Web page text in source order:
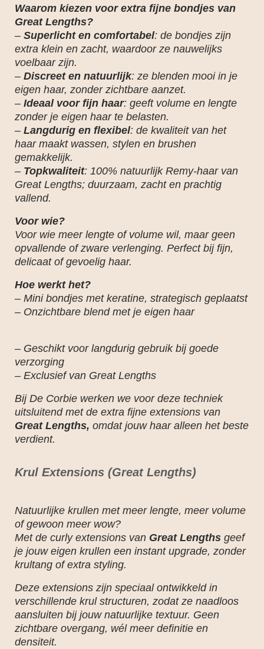
Waarom kiezen voor extra fijne bondjes van
Great Lengths?
– Superlicht en comfortabel: de bondjes zijn
extra klein en zacht, waardoor ze nauwelijks
voelbaar zijn.
– Discreet en natuurlijk: ze blenden mooi in je
eigen haar, zonder zichtbare aanzet.
– Ideaal voor fijn haar: geeft volume en lengte
zonder je eigen haar te belasten.
– Langdurig en flexibel: de kwaliteit van het
haar maakt wassen, stylen en brushen
gemakkelijk.
– Topkwaliteit: 100% natuurlijk Remy-haar van
Great Lengths; duurzaam, zacht en prachtig
vallend.
Voor wie?
Voor wie meer lengte of volume wil, maar geen
opvallende of zware verlenging. Perfect bij fijn,
delicaat of gevoelig haar.
Hoe werkt het?
– Mini bondjes met keratine, strategisch geplaatst
– Onzichtbare blend met je eigen haar
– Geschikt voor langdurig gebruik bij goede
verzorging
– Exclusief van Great Lengths
Bij De Corbie werken we voor deze techniek
uitsluitend met de extra fijne extensions van
Great Lengths, omdat jouw haar alleen het beste
verdient.
Krul Extensions (Great Lengths)
Natuurlijke krullen met meer lengte, meer volume
of gewoon meer wow?
Met de curly extensions van Great Lengths geef
je jouw eigen krullen een instant upgrade, zonder
krultang of extra styling.
Deze extensions zijn speciaal ontwikkeld in
verschillende krul structuren, zodat ze naadloos
aansluiten bij jouw natuurlijke textuur. Geen
zichtbare overgang, wél meer definitie en
densiteit.